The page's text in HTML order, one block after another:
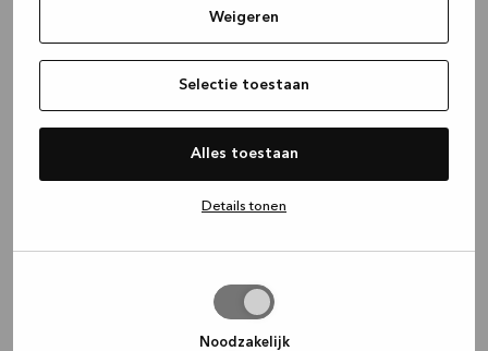
Weigeren
Selectie toestaan
Alles toestaan
Details tonen
Noodzakelijk
(see the browser console for more
information).